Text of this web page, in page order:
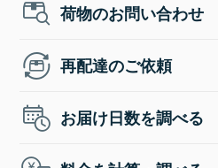
荷物のお問い合わせ
再配達のご依頼
お届け日数を調べる